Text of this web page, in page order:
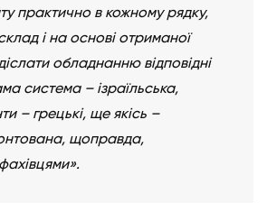
практично в кожному рядку,
і на основі отриманої
обладнанню відповідні
система – ізраїльська,
– грецькі, ще якісь –
щоправда,